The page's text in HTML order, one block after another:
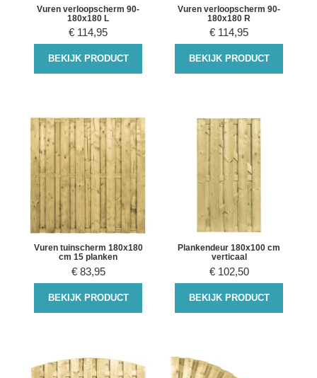
Vuren verloopscherm 90-
180x180 L
€ 114,95
BEKIJK PRODUCT
Vuren verloopscherm 90-
180x180 R
€ 114,95
BEKIJK PRODUCT
Vuren tuinscherm 180x180
cm 15 planken
€ 83,95
BEKIJK PRODUCT
Plankendeur 180x100 cm
verticaal
€ 102,50
BEKIJK PRODUCT